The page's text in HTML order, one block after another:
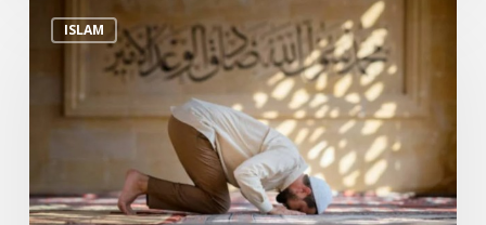
ISLAM
Solat
Qasar